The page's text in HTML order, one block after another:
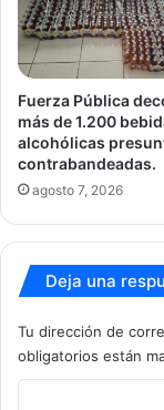
Fuerza Pública
más de 1.200
alcohólicas
contrabandeadas.
agosto 7, 2026
Deja una
Tu dirección de
obligatorios están